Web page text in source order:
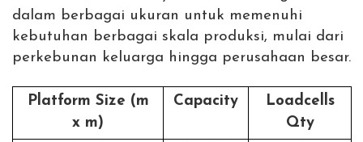
dalam berbagai ukuran untuk memenuhi
kebutuhan berbagai skala produksi, mulai dari
perkebunan keluarga hingga perusahaan besar.
Platform Size (m
x m)
Capacity
Loadcells
Qty